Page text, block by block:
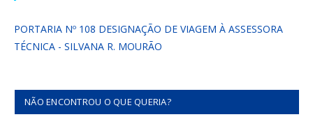
PORTARIA Nº 108 DESIGNAÇÃO DE VIAGEM À ASSESSORA
TÉCNICA - SILVANA R. MOURÃO
NÃO ENCONTROU O QUE QUERIA?